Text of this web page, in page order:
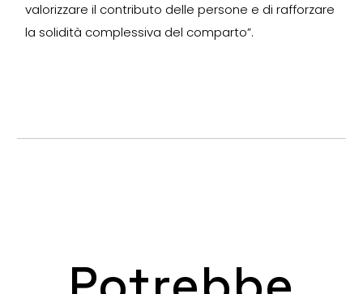
valorizzare il contributo delle persone e di rafforzare
la solidità complessiva del comparto”.